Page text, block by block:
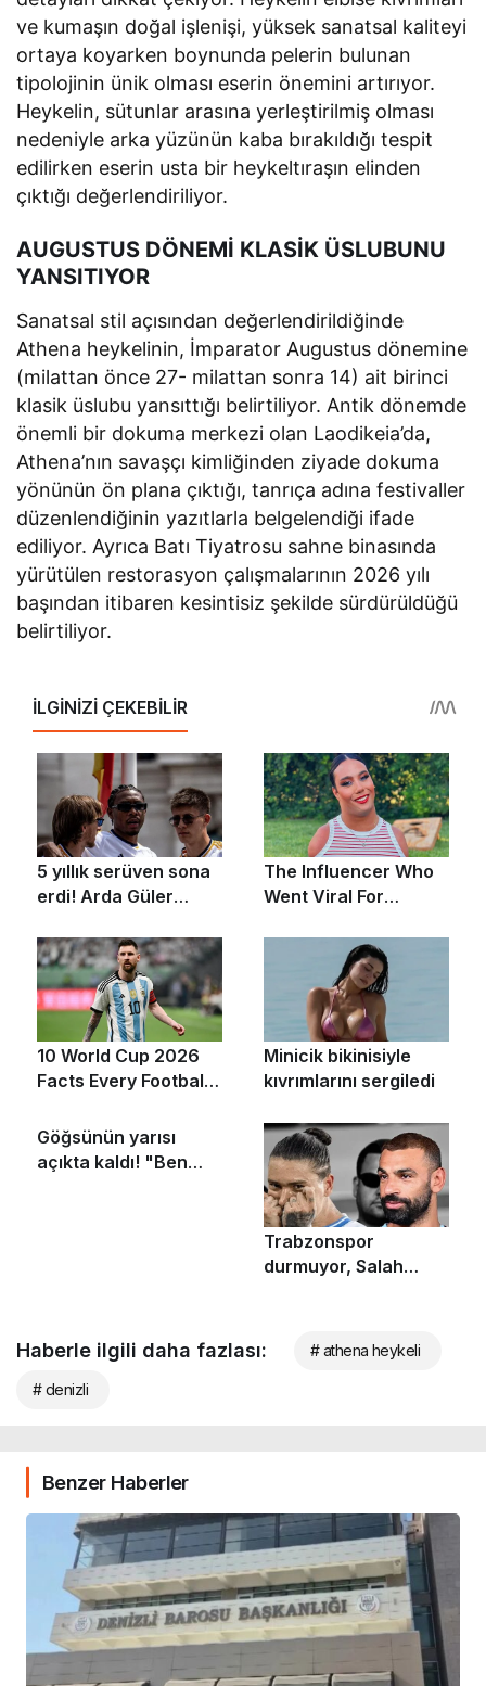
ve kumaşın doğal işlenişi, yüksek sanatsal kaliteyi
ortaya koyarken boynunda pelerin bulunan
tipolojinin ünik olması eserin önemini artırıyor.
Heykelin, sütunlar arasına yerleştirilmiş olması
nedeniyle arka yüzünün kaba bırakıldığı tespit
edilirken eserin usta bir heykeltıraşın elinden
çıktığı değerlendiriliyor.
AUGUSTUS DÖNEMİ KLASİK ÜSLUBUNU
YANSITIYOR
Sanatsal stil açısından değerlendirildiğinde
Athena heykelinin, İmparator Augustus dönemine
(milattan önce 27- milattan sonra 14) ait birinci
klasik üslubu yansıttığı belirtiliyor. Antik dönemde
önemli bir dokuma merkezi olan Laodikeia’da,
Athena’nın savaşçı kimliğinden ziyade dokuma
yönünün ön plana çıktığı, tanrıça adına festivaller
düzenlendiğinin yazıtlarla belgelendiği ifade
ediliyor. Ayrıca Batı Tiyatrosu sahne binasında
yürütülen restorasyon çalışmalarının 2026 yılı
başından itibaren kesintisiz şekilde sürdürüldüğü
belirtiliyor.
Haberle ilgili daha fazlası: # athena heykeli
# denizli
Benzer Haberler